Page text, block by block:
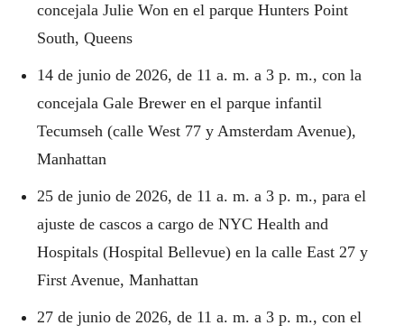
concejala Julie Won en el parque Hunters Point
South, Queens
14 de junio de 2026, de 11 a. m. a 3 p. m., con la
concejala Gale Brewer en el parque infantil
Tecumseh (calle West 77 y Amsterdam Avenue),
Manhattan
25 de junio de 2026, de 11 a. m. a 3 p. m., para el
ajuste de cascos a cargo de NYC Health and
Hospitals (Hospital Bellevue) en la calle East 27 y
First Avenue, Manhattan
27 de junio de 2026, de 11 a. m. a 3 p. m., con el